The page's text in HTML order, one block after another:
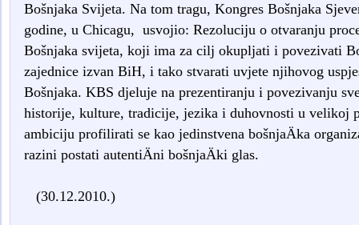
Bošnjaka Svijeta. Na tom tragu, Kongres Bošnjaka
godine, u Chicagu, usvojio: Rezoluciju o otvaranju
Bošnjaka svijeta, koji ima za cilj okupljati i povezivati
zajednice izvan BiH, i tako stvarati uvjete njihovog
Bošnjaka. KBS djeluje na prezentiranju i povezivanju
historije, kulture, tradicije, jezika i duhovnosti u velikoj
ambiciju profilirati se kao jedinstvena bošnjaÄka
razini postati autentiÄni bošnjaÄki glas.
(30.12.2010.)